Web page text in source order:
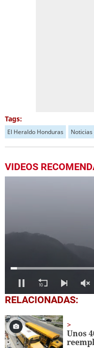
Tags:
El Heraldo Honduras
VIDEOS
0
of
minute,
3
seconds
RELACIONADAS:
Unos